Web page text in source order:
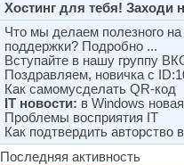
Хостинг для тебя! Заходи
Что мы делаем полезного
поддержки? Подробно ...
Вступайте в нашу группу
Поздравляем, новичка с
Как самомусделать QR-код
IT новости: в Windows
Проблемы восприятия IT
Как подтвердить авторство
Последняя активность